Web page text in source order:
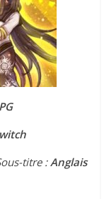
titre :Anglais